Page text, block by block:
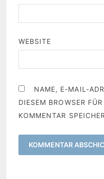
WEBSITE
NAME, E-MAIL-
DIESEM BROWSER
KOMMENTAR